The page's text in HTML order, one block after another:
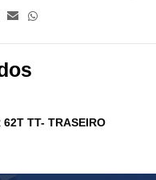
62T TT- TRASEIRO